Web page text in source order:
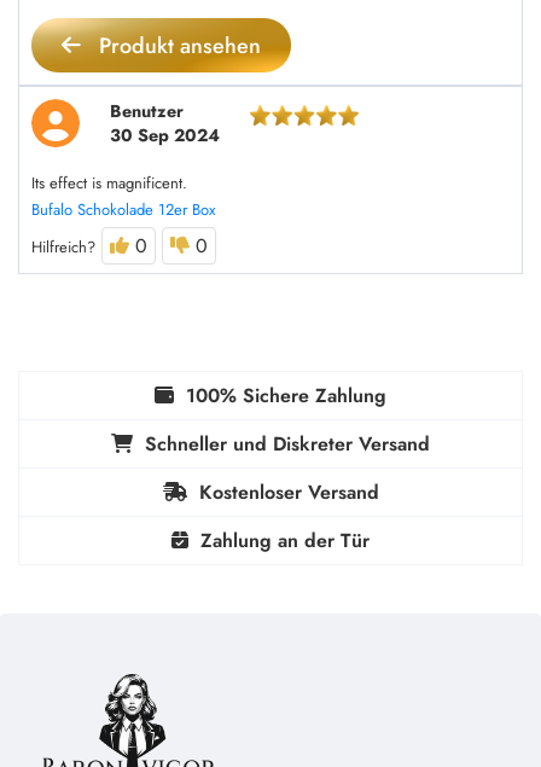
Produkt ansehen
Benutzer
30 Sep 2024
Its effect is magnificent.
Bufalo Schokolade 12er Box
Hilfreich?
0 0
100% Sichere Zahlung
Schneller und Diskreter Versand
Kostenloser Versand
Zahlung an der Tür